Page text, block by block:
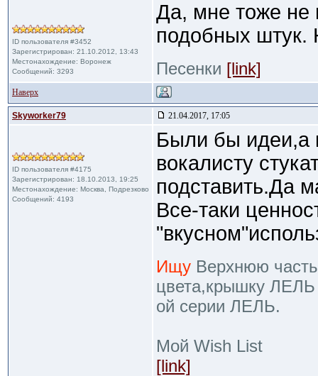
ID пользователя #3452
Зарегистрирован: 21.10.2012, 13:43
Местонахождение: Воронеж
Сообщений: 3293
Да, мне тоже не
подобных штук.
Песенки [link]
Наверх
Skyworker79 21.04.2017, 17:05
ID пользователя #4175
Зарегистрирован: 18.10.2013, 19:25
Местонахождение: Москва, Подрезково
Сообщений: 4193
Были бы идеи,а
вокалисту
подставить.Да
Все-таки
Ищу Верхнюю
цвета,крышку
ой серии ЛЕЛЬ.
Мой Wish List
[link]